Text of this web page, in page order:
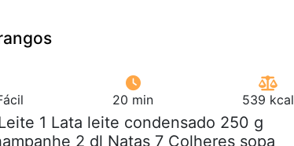
20 min 539 kcal
1 Lata leite condensado 250 g
2 dl Natas 7 Colheres sopa